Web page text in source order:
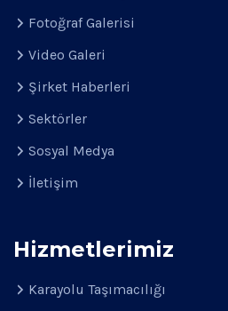
Fotoğraf Galerisi
Video Galeri
Şirket Haberleri
Sektörler
Sosyal Medya
İletişim
Hizmetlerimiz
Karayolu Taşımacılığı